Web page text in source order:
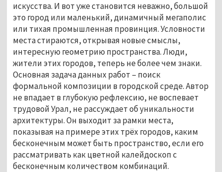
искусства. И вот уже становится неважно, большой
это город или маленький, динамичный мегаполис
или тихая промышленная провинция. Условности
места стираются, открывая новые смыслы,
интересную геометрию пространства. Люди,
жители этих городов, теперь не более чем знаки.
Основная задача данных работ – поиск
формальной композиции в городской среде. Автор
не впадает в глубокую рефлексию, не воспевает
трудовой Урал, не рассуждает об уникальности
архитектуры. Он выходит за рамки места,
показывая на примере этих трёх городов, каким
бесконечным может быть пространство, если его
рассматривать как цветной калейдоскоп с
бесконечным количеством комбинаций.